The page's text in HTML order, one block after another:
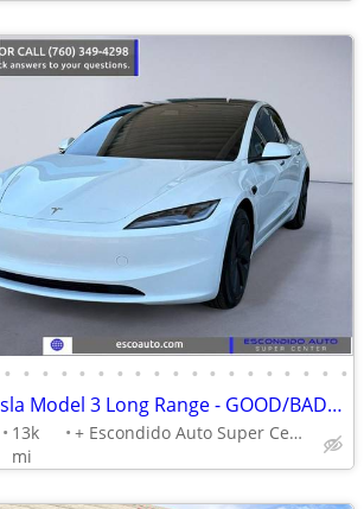
• • • • • • • • • • • • • • • • • • •
2024 Tesla Model 3 Long Range - GOOD/BAD/NO CREDIT OK!
13k
mi
+ Escondido Auto Super Center